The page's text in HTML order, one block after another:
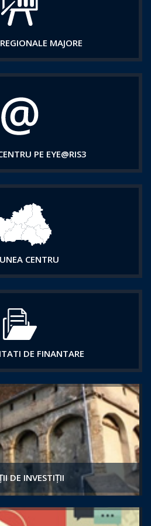
MAJORE
PE EYE@RIS3
CENTRU
DE FINANTARE
DE INVESTIȚII